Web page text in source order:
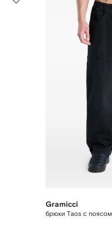
Gramicci
брюки Taos с поясом